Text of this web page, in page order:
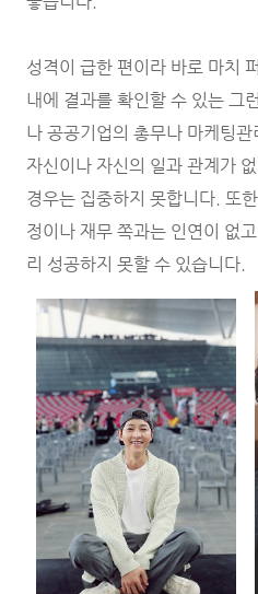
성격이 급한 편이라 바로 마치
내에 결과를 확인할 수 있는 그
나 공공기업의 총무나 마케팅
자신이나 자신의 일과 관계가
경우는 집중하지 못합니다. 또
정이나 재무 쪽과는 인연이 없
리 성공하지 못할 수 있습니다.